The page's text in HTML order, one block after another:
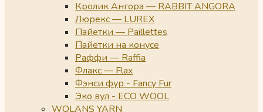
Кролик Ангора — RABBIT ANGORA
Люрекс — LUREX
Пайетки — Paillettes
Пайетки на конусе
Раффи — Raffia
Флакс — Flax
Фэнси фур - Fancy Fur
Эко вул - ECO WOOL
WOLANS YARN